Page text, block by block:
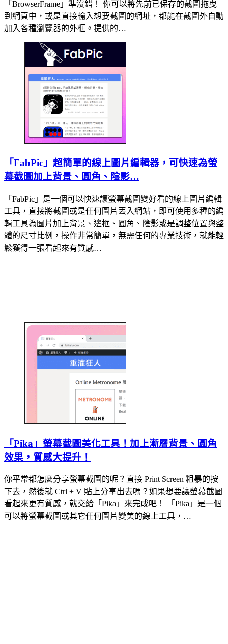
「BrowserFrame」準沒錯！ 你可以將先前已保存的截圖拖曳
到網頁中，或是直接輸入想要截圖的網址，都能在截圖外自動
加入各種瀏覽器的外框。提供的…
「FabPic」超簡單的線上圖片編輯器，可快速為螢
幕截圖加上背景、圓角、陰影…
「FabPic」是一個可以快速讓螢幕截圖變好看的線上圖片編輯
工具，直接將截圖或是任何圖片丟入網站，即可使用多種的編
輯工具為圖片加上背景、邊框、圓角、陰影或是調整位置與整
體的尺寸比例，操作非常簡單，無需任何的專業技術，就能輕
鬆獲得一張看起來有質感…
「Pika」螢幕截圖美化工具！加上漸層背景、圓角
效果，質感大提升！
你平常都怎麼分享螢幕截圖的呢？直接 Print Screen 粗暴的按
下去，然後就 Ctrl + V 貼上分享出去嗎？如果想要讓螢幕截圖
看起來更有質感，就交給「Pika」來完成吧！ 「Pika」是一個
可以將螢幕截圖或其它任何圖片變美的線上工具，…